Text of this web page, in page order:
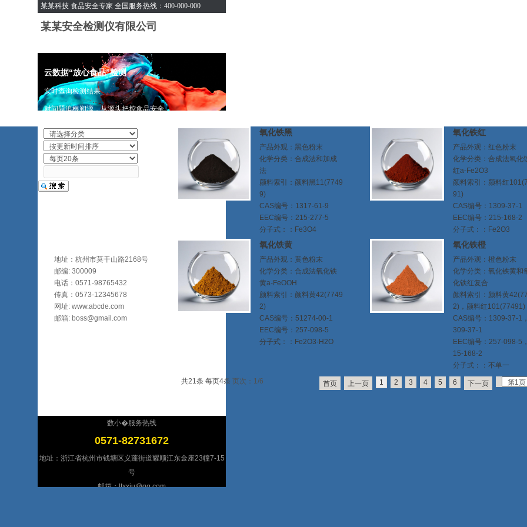
云数据“放心食品”检测
实时查询检测结果
对问题追根朔源，从源头把控食品安全
某某科技 食品安全专家 全国服务热线：400-000-000
某某安全检测仪有限公司
地址：杭州市莫干山路2168号
邮编: 300009
电话：0571-98765432
传真：0573-12345678
网址: www.abcde.com
邮箱: boss@gmail.com
氧化铁黑
产品外观：黑色粉末
化学分类：合成法和加成
法
颜料索引：颜料黑11(7749
9)
CAS编号：1317-61-9
EEC编号：215-277-5
分子式：：Fe3O4
氧化铁红
产品外观：红色粉末
化学分类：合成法氧化
红a-Fe2O3
颜料索引：颜料红
91)
CAS编号：1309-37-1
EEC编号：215-168-2
分子式：：Fe2O3
氧化铁黄
产品外观：黄色粉末
化学分类：合成法氧化铁
黄a-FeOOH
颜料索引：颜料黄42(7749
2)
CAS编号：51274-00-1
EEC编号：257-098-5
分子式：：Fe2O3·H2O
氧化铁橙
产品外观：橙色粉末
化学分类：氧化铁黄和
化铁红复合
颜料索引：颜料黄
2)，颜料红101(77491)
CAS编号：1309-37-1
309-37-1
EEC编号：257-098-5
15-168-2
分子式：：不单一
共21条 每页4条 页次：1/6
首页 上一页 1 2 3 4 5 6 下一页
数小�服务热线
0571-82731672
地址：浙江省杭州市钱塘区义蓬街道耀顺江东金座23幢7-15
号
邮箱：ltxxiu@qq.com